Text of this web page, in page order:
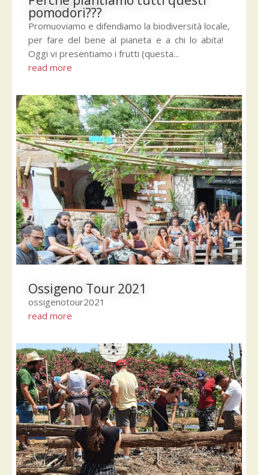
pomodori???
Promuoviamo e difendiamo la biodiversità locale,
per fare del bene al pianeta e a chi lo abita!
Oggi vi presentiamo i frutti (questa...
read more
Ossigeno Tour 2021
ossigenotour2021
read more